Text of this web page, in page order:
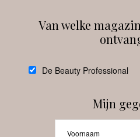
Van welke
De Beauty Professional
Mijn